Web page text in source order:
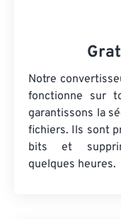
Notre
fonctionne sur
garantissons la
fichiers. Ils sont
bits et
quelques heures.